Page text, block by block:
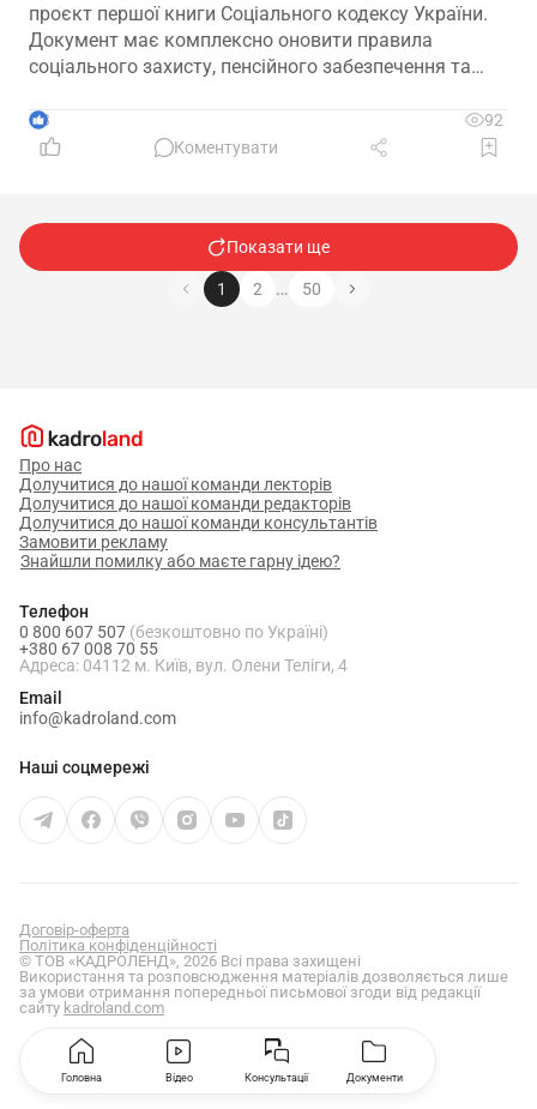
проєкт першої книги Соціального кодексу України.
Документ має комплексно оновити правила
соціального захисту, пенсійного забезпечення та
близько 100 законодавчих актів із правом ЄС
3
92
Коментувати
Показати ще
1 2 … 50
Про нас
Долучитися до нашої команди лекторів
Долучитися до нашої команди редакторів
Долучитися до нашої команди консультантів
Замовити рекламу
Знайшли помилку або маєте гарну ідею?
Телефон
0 800 607 507 (безкоштовно по Україні)
+380 67 008 70 55
Адреса: 04112 м. Київ, вул. Олени Теліги, 4
Email
info@kadroland.com
Наші соцмережі
Договір-оферта
Політика конфіденційності
© ТОВ «КАДРОЛЕНД», 2026 Всі права захищені
Використання та розповсюдження матеріалів дозволяється лише
за умови отримання попередньої письмової згоди від редакції
сайту kadroland.com
Головна Відео Консультації Документи